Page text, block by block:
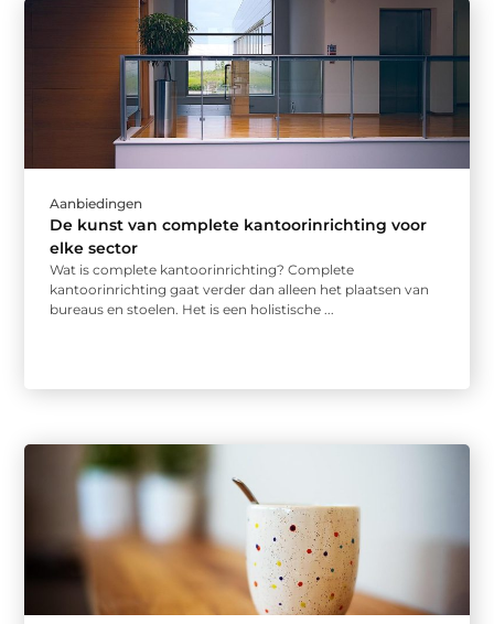
Aanbiedingen
De kunst van complete kantoorinrichting voor
elke sector
Wat is complete kantoorinrichting? Complete
kantoorinrichting gaat verder dan alleen het plaatsen van
bureaus en stoelen. Het is een holistische ...